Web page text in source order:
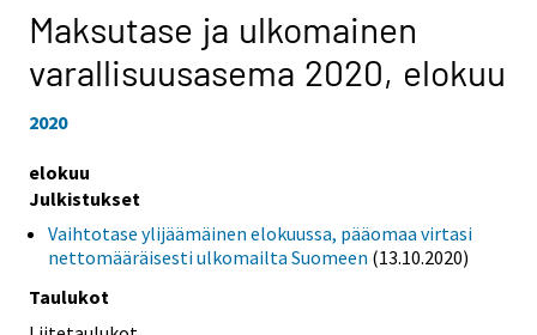
Maksutase ja ulkomainen
varallisuusasema 2020, elokuu
2020
elokuu
Julkistukset
Vaihtotase ylijäämäinen elokuussa, pääomaa virtasi
nettomääräisesti ulkomailta Suomeen (13.10.2020)
Taulukot